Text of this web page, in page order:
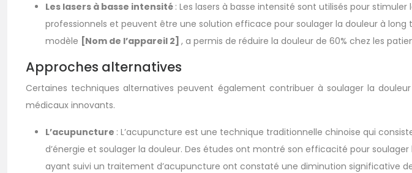
Les lasers à basse intensité : Les lasers à basse intensité sont utilisés pour
professionnels et peuvent être une solution efficace pour soulager la douleur à
modèle [Nom de l’appareil 2] , a permis de réduire la douleur de 60% chez les
Approches alternatives
Certaines techniques alternatives peuvent également contribuer à soulager la
médicaux innovants.
L’acupuncture : L’acupuncture est une technique traditionnelle chinoise qui
d’énergie et soulager la douleur. Des études ont montré son efficacité pour
ayant suivi un traitement d’acupuncture ont constaté une diminution significative